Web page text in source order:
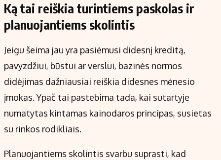
Ką tai reiškia turintiems paskolas ir
planuojantiems skolintis
Jeigu šeima jau yra pasiėmusi didesnį kreditą,
pavyzdžiui, būstui ar verslui, bazinės normos
didėjimas dažniausiai reiškia didesnes mėnesio
įmokas. Ypač tai pastebima tada, kai sutartyje
numatytas kintamas kainodaros principas, susietas
su rinkos rodikliais.
Planuojantiems skolintis svarbu suprasti, kad